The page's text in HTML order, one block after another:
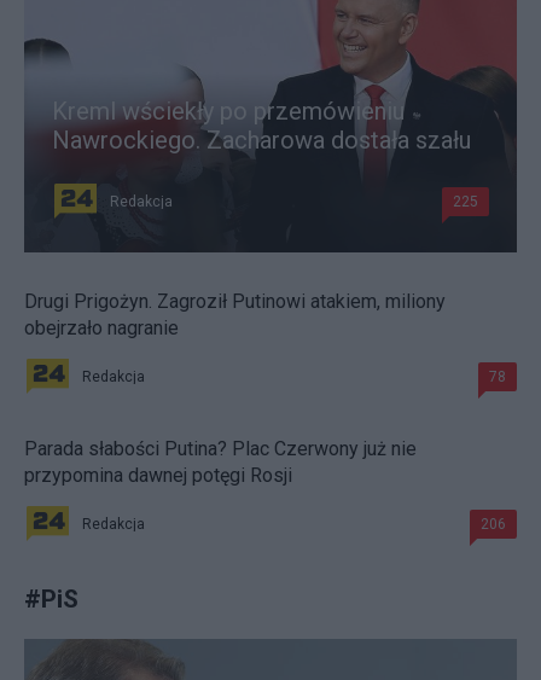
Kreml wściekły po przemówieniu
Nawrockiego. Zacharowa dostała szału
Redakcja 225
Drugi Prigożyn. Zagroził Putinowi atakiem, miliony
obejrzało nagranie
Redakcja 78
Parada słabości Putina? Plac Czerwony już nie
przypomina dawnej potęgi Rosji
Redakcja 206
#PiS